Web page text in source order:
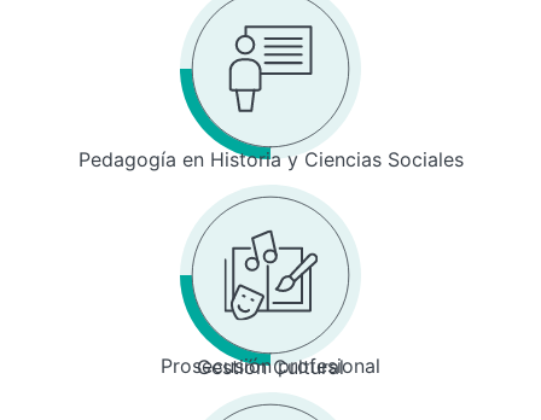
Pedagogía en Historia y Ciencias Sociales
Prosecusión profesional
Gestión Cultural